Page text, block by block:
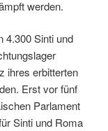
werden.
4.300 Sinti und
ihres erbitterten
Erst vor fünf
Parlament
Sinti und Roma